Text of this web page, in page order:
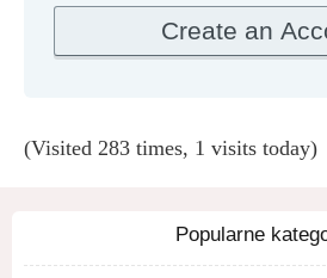
(Visited 283 times, 1 visits today)
Popularne